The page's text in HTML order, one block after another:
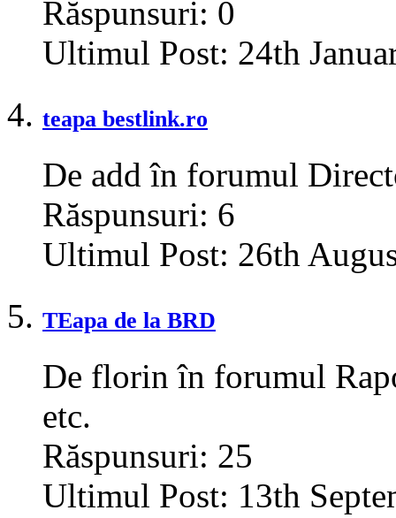
Răspunsuri: 0
Ultimul Post: 24th
teapa bestlink.ro
De add în forumul
Răspunsuri: 6
Ultimul Post: 26th
TEapa de la BRD
De florin în forumul
etc.
Răspunsuri: 25
Ultimul Post: 13th